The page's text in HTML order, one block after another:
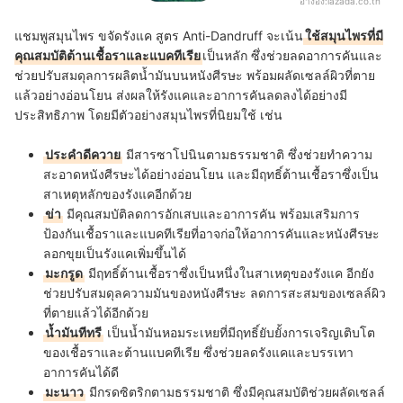
แชมพูสมุนไพร ขจัดรังแค สูตร Anti-Dandruff จะเน้นใช้สมุนไพรที่มี
คุณสมบัติต้านเชื้อราและแบคทีเรียเป็นหลัก ซึ่งช่วยลดอาการคันและ
ช่วยปรับสมดุลการผลิตน้ำมันบนหนังศีรษะ พร้อมผลัดเซลล์ผิวที่ตาย
แล้วอย่างอ่อนโยน ส่งผลให้รังแคและอาการคันลดลงได้อย่างมี
ประสิทธิภาพ โดยมีตัวอย่างสมุนไพรที่นิยมใช้ เช่น
ประคำดีควาย มีสารซาโปนินตามธรรมชาติ ซึ่งช่วยทำความ
สะอาดหนังศีรษะได้อย่างอ่อนโยน และมีฤทธิ์ต้านเชื้อราซึ่งเป็น
สาเหตุหลักของรังแคอีกด้วย
ข่า มีคุณสมบัติลดการอักเสบและอาการคัน พร้อมเสริมการ
ป้องกันเชื้อราและแบคทีเรียที่อาจก่อให้อาการคันและหนังศีรษะ
ลอกขุยเป็นรังแคเพิ่มขึ้นได้
มะกรูด มีฤทธิ์ต้านเชื้อราซึ่งเป็นหนึ่งในสาเหตุของรังแค อีกยัง
ช่วยปรับสมดุลความมันของหนังศีรษะ ลดการสะสมของเซลล์ผิว
ที่ตายแล้วได้อีกด้วย
น้ำมันทีทรี เป็นน้ำมันหอมระเหยที่มีฤทธิ์ยับยั้งการเจริญเติบโต
ของเชื้อราและต้านแบคทีเรีย ซึ่งช่วยลดรังแคและบรรเทา
อาการคันได้ดี
มะนาว มีกรดซิตริกตามธรรมชาติ ซึ่งมีคุณสมบัติช่วยผลัดเซลล์